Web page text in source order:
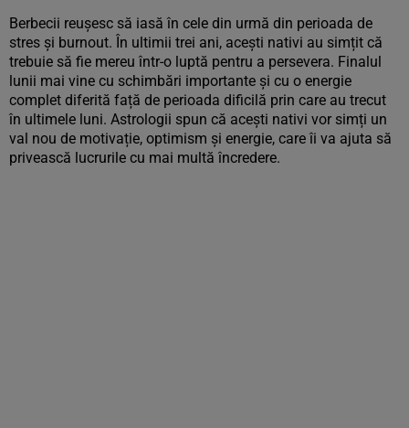
Berbecii reușesc să iasă în cele din urmă din perioada de
stres și burnout. În ultimii trei ani, acești nativi au simțit că
trebuie să fie mereu într-o luptă pentru a persevera. Finalul
lunii mai vine cu schimbări importante și cu o energie
complet diferită față de perioada dificilă prin care au trecut
în ultimele luni. Astrologii spun că acești nativi vor simți un
val nou de motivație, optimism și energie, care îi va ajuta să
privească lucrurile cu mai multă încredere.